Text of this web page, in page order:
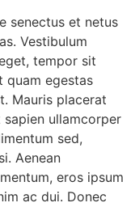
senectus et netus
Vestibulum
tempor sit
quam egestas
Mauris placerat
ullamcorper
sed,
Aenean
eros ipsum
ac dui. Donec